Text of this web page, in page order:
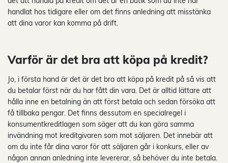
handlat hos tidigare eller om det finns anledning att misstänka
att dina varor kan komma på drift.
Varför är det bra att köpa på kredit?
Jo, i första hand är det är det bra att köpa på kredit på så vis att
du betalar först när du har fått din vara. Det är alltid lättare att
hålla inne en betalning än att först betala och sedan försöka att
få tillbaka pengar. Det finns dessutom en specialregel i
konsumentkreditlagen som säger att du kan göra samma
invändning mot kreditgivaren som mot säljaren. Det innebär att
om du inte får dina varor för att säljaren går i konkurs, eller av
någon annan anledning inte levererar, så behöver du inte betala.